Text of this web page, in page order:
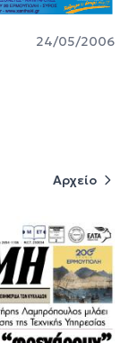
24/05/2006
Αρχείο